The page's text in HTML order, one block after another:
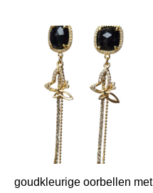
goudkleurige oorbellen met